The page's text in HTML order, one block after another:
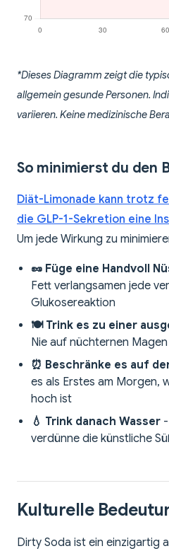
*Dieses Diagramm zeigt die
allgemein gesunde Personen.
variieren. Keine medizinische
So minimierst du den
Diät-Limonade kann trotz
die GLP-1-Sekretion eine
Um jede Wirkung zu
🥜 Füge eine Handvoll
Fett verlangsamen jede
Glukosereaktion
🍽️ Trink es zu einer
Nie auf nüchternen Magen
⏰ Beschränke es auf
es als Erstes am Morgen,
hoch ist
💧 Trink danach Wasser
verdünne die künstliche
Kulturelle
Dirty Soda ist ein einzigartig